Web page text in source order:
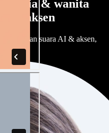
pria & wanita
aksen
ratusan suara AI & aksen,